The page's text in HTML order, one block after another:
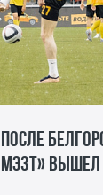
После
МЭЗТ» вышел